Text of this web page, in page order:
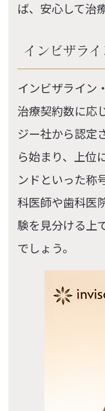
ば、安心して治
インビザラ
インビザライン
治療契約数に応
ジー社から認定
ら始まり、上位
ンドといった称
科医師や歯科医
験を見分ける上
でしょう。